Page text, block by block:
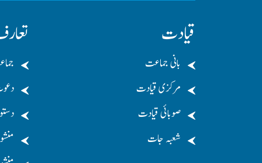
قیادت
بانی جماعت
مرکزی قیادت
صوبائی قیادت
شعبہ جات